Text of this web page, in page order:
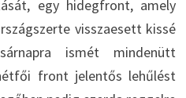
egy hidegfront, amely
visszaesett kissé
ismét mindenütt
front jelentős lehűlést